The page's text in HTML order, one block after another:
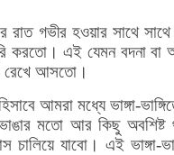
রাত গভীর হওয়ার সাথে
করতো। এই যেমন বদনা
রেখে আসতো।
আমরা মধ্যে ভাঙ্গা-
মতো আর কিছু
চালিয়ে যাবো। এই ভাঙ্গা-